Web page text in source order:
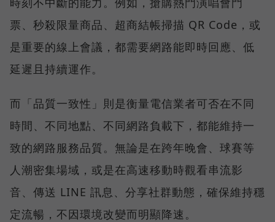
票、秒殺限量商品、超商結帳掃描 QR Code，或
是重要的線上會議，都需要網路能即時回應、低
延遲且持續運作。
而「品質一致性」則是衡量電信業者可否在不同
時間、不同地點、不同網路負載下，都能維持一
致的網路服務品質。無論是在跨年晚會、球賽等
人潮密集場域，或是在高速移動時觀看串流影
音、傳送 LINE 訊息、分享社群動態，確保維持穩
定流暢，不因環境改變而明顯降速。